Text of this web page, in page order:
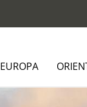
EUROPA